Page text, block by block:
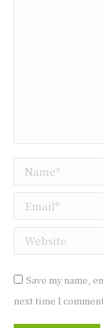
Name *
Email *
Website
Save my name,
next time I